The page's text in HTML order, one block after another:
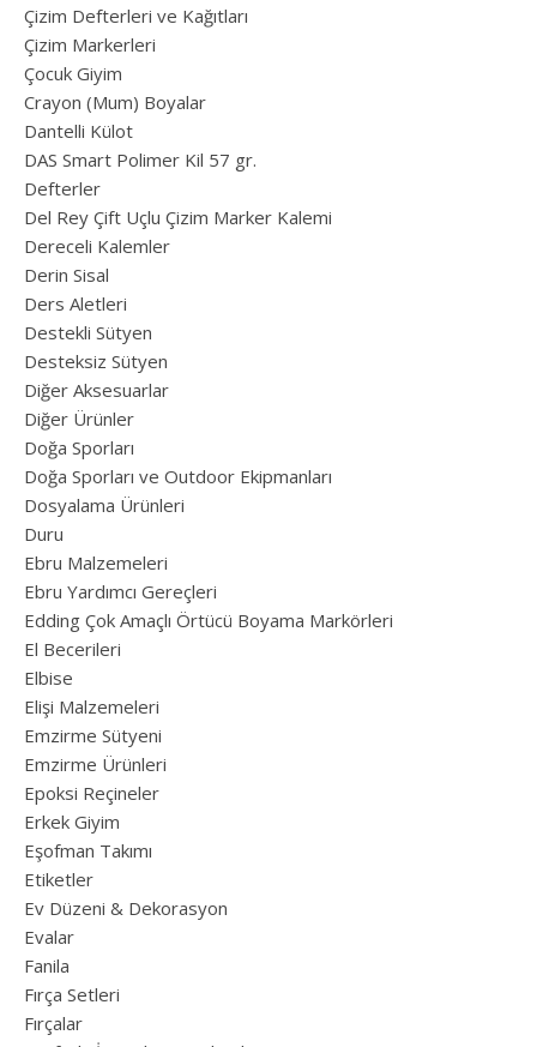
Çizim Defterleri ve Kağıtları
Çizim Markerleri
Çocuk Giyim
Crayon (Mum) Boyalar
Dantelli Külot
DAS Smart Polimer Kil 57 gr.
Defterler
Del Rey Çift Uçlu Çizim Marker Kalemi
Dereceli Kalemler
Derin Sisal
Ders Aletleri
Destekli Sütyen
Desteksiz Sütyen
Diğer Aksesuarlar
Diğer Ürünler
Doğa Sporları
Doğa Sporları ve Outdoor Ekipmanları
Dosyalama Ürünleri
Duru
Ebru Malzemeleri
Ebru Yardımcı Gereçleri
Edding Çok Amaçlı Örtücü Boyama Markörleri
El Becerileri
Elbise
Elişi Malzemeleri
Emzirme Sütyeni
Emzirme Ürünleri
Epoksi Reçineler
Erkek Giyim
Eşofman Takımı
Etiketler
Ev Düzeni & Dekorasyon
Evalar
Fanila
Fırça Setleri
Fırçalar